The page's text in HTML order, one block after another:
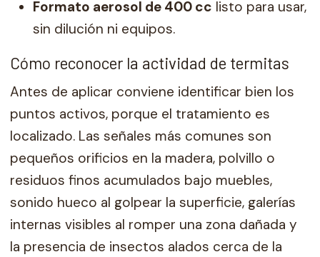
Formato aerosol de 400 cc listo para usar,
sin dilución ni equipos.
Cómo reconocer la actividad de termitas
Antes de aplicar conviene identificar bien los
puntos activos, porque el tratamiento es
localizado. Las señales más comunes son
pequeños orificios en la madera, polvillo o
residuos finos acumulados bajo muebles,
sonido hueco al golpear la superficie, galerías
internas visibles al romper una zona dañada y
la presencia de insectos alados cerca de la